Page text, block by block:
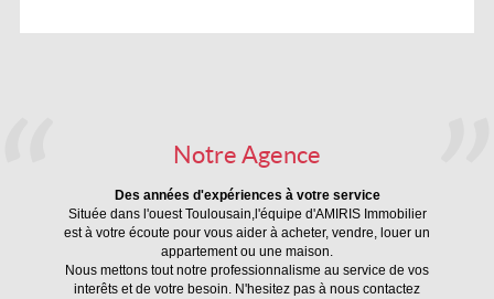
Notre Agence
Des années d'expériences à votre service
Située dans l'ouest Toulousain,l'équipe d'AMIRIS Immobilier
est à votre écoute pour vous aider à acheter, vendre, louer un
appartement ou une maison.
Nous mettons tout notre professionnalisme au service de vos
interêts et de votre besoin. N'hesitez pas à nous contactez